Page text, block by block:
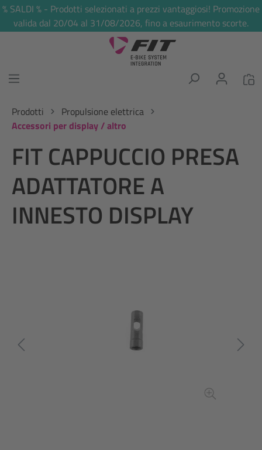
principale
% SALDI % - Prodotti selezionati a prezzi vantaggiosi! Promozione
valida dal 20/04 al 31/08/2026, fino a esaurimento scorte.
Prodotti
Propulsione elettrica
Accessori per display / altro
FIT CAPPUCCIO PRESA
ADATTATORE A
INNESTO DISPLAY